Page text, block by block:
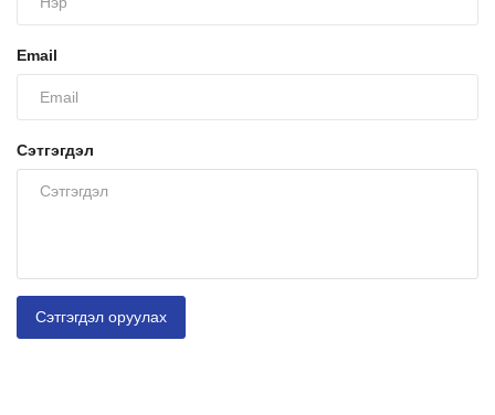
Email
Сэтгэгдэл
Сэтгэгдэл оруулах